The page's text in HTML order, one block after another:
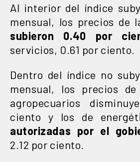
Al interior del índice
mensual, los precios de
subieron 0.40 por
servicios, 0.61 por ciento.
Dentro del índice no
mensual, los precios
agropecuarios
ciento y los de
autorizadas por el
2.12 por ciento.